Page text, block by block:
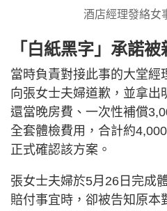
酒店經理發絡女
「白紙黑字」承諾
當時負責對接此事的大堂經
向張女士夫婦道歉，並拿出
還當晚房費、一次性補償
全套體檢費用，合計約
正式確認該方案。
張女士夫婦於5月26日完成
賠付事宜時，卻被告知原本